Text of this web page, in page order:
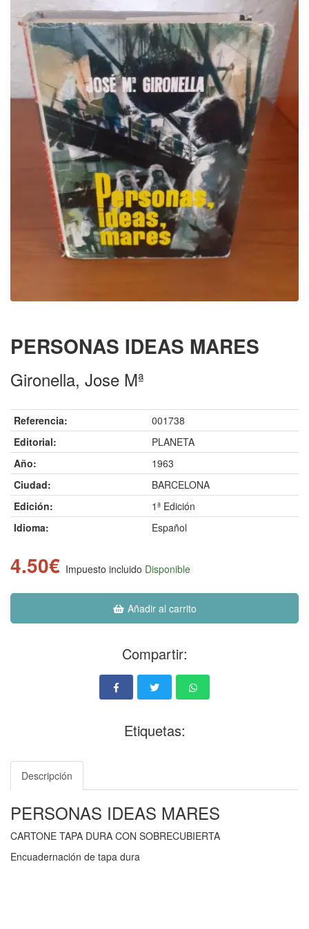
PERSONAS IDEAS MARES
Gironella, Jose Mª
Referencia:
001738
Editorial:
PLANETA
Año:
1963
Ciudad:
BARCELONA
Edición:
1ª Edición
Idioma:
Español
4.50€ Impuesto incluido Disponible
Añadir al carrito
Compartir:
Etiquetas:
Descripción
PERSONAS IDEAS MARES
CARTONE TAPA DURA CON SOBRECUBIERTA
Encuadernación de tapa dura